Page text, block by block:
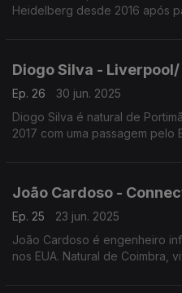
Heidelberg desde 2016 após
Diogo Silva - Liverpool/
Ep. 26
30 jun. 2025
Diogo Silva é natural de
2017 com uma passagem pelo
João Cardoso -
Ep. 25
23 jun. 2025
João Cardoso é engenheiro
nos EUA. Natural de Coimbra,